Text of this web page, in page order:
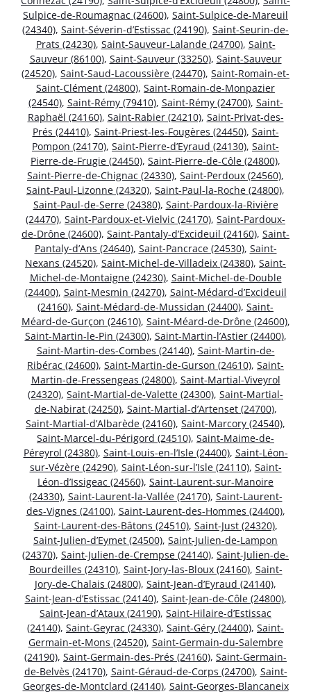
Sulpice-de-Roumagnac (24600), Saint-Sulpice-de-Mareuil
(24340), Saint-Séverin-d’Estissac (24190), Saint-Seurin-de-
Prats (24230), Saint-Sauveur-Lalande (24700), Saint-
Sauveur (86100), Saint-Sauveur (33250), Saint-Sauveur
(24520), Saint-Saud-Lacoussière (24470), Saint-Romain-et-
Saint-Clément (24800), Saint-Romain-de-Monpazier
(24540), Saint-Rémy (79410), Saint-Rémy (24700), Saint-
Raphaël (24160), Saint-Rabier (24210), Saint-Privat-des-
Prés (24410), Saint-Priest-les-Fougères (24450), Saint-
Pompon (24170), Saint-Pierre-d’Eyraud (24130), Saint-
Pierre-de-Frugie (24450), Saint-Pierre-de-Côle (24800),
Saint-Pierre-de-Chignac (24330), Saint-Perdoux (24560),
Saint-Paul-Lizonne (24320), Saint-Paul-la-Roche (24800),
Saint-Paul-de-Serre (24380), Saint-Pardoux-la-Rivière
(24470), Saint-Pardoux-et-Vielvic (24170), Saint-Pardoux-
de-Drône (24600), Saint-Pantaly-d’Excideuil (24160), Saint-
Pantaly-d’Ans (24640), Saint-Pancrace (24530), Saint-
Nexans (24520), Saint-Michel-de-Villadeix (24380), Saint-
Michel-de-Montaigne (24230), Saint-Michel-de-Double
(24400), Saint-Mesmin (24270), Saint-Médard-d’Excideuil
(24160), Saint-Médard-de-Mussidan (24400), Saint-
Méard-de-Gurçon (24610), Saint-Méard-de-Drône (24600),
Saint-Martin-le-Pin (24300), Saint-Martin-l’Astier (24400),
Saint-Martin-des-Combes (24140), Saint-Martin-de-
Ribérac (24600), Saint-Martin-de-Gurson (24610), Saint-
Martin-de-Fressengeas (24800), Saint-Martial-Viveyrol
(24320), Saint-Martial-de-Valette (24300), Saint-Martial-
de-Nabirat (24250), Saint-Martial-d’Artenset (24700),
Saint-Martial-d’Albarède (24160), Saint-Marcory (24540),
Saint-Marcel-du-Périgord (24510), Saint-Maime-de-
Péreyrol (24380), Saint-Louis-en-l’Isle (24400), Saint-Léon-
sur-Vézère (24290), Saint-Léon-sur-l’Isle (24110), Saint-
Léon-d’Issigeac (24560), Saint-Laurent-sur-Manoire
(24330), Saint-Laurent-la-Vallée (24170), Saint-Laurent-
des-Vignes (24100), Saint-Laurent-des-Hommes (24400),
Saint-Laurent-des-Bâtons (24510), Saint-Just (24320),
Saint-Julien-d’Eymet (24500), Saint-Julien-de-Lampon
(24370), Saint-Julien-de-Crempse (24140), Saint-Julien-de-
Bourdeilles (24310), Saint-Jory-las-Bloux (24160), Saint-
Jory-de-Chalais (24800), Saint-Jean-d’Eyraud (24140),
Saint-Jean-d’Estissac (24140), Saint-Jean-de-Côle (24800),
Saint-Jean-d’Ataux (24190), Saint-Hilaire-d’Estissac
(24140), Saint-Geyrac (24330), Saint-Géry (24400), Saint-
Germain-et-Mons (24520), Saint-Germain-du-Salembre
(24190), Saint-Germain-des-Prés (24160), Saint-Germain-
de-Belvès (24170), Saint-Géraud-de-Corps (24700), Saint-
Georges-de-Montclard (24140), Saint-Georges-Blancaneix